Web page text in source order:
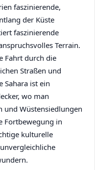
faszinierende,
der Küste
faszinierende
Terrain.
Fahrt durch die
Straßen und
Sahara ist ein
wo man
und Wüstensiedlungen
Fortbewegung in
kulturelle